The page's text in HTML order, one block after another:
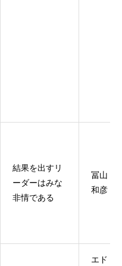
結果を出すリ
ーダーはみな
非情である
冨山
和彦
エド